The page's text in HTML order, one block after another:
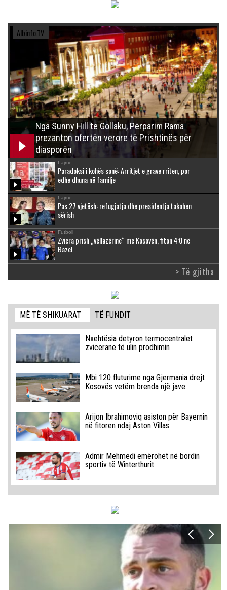
Albinfo.TV
Nga Sunny Hill te Gollaku, Përparim Rama
prezanton ofertën verore të Prishtinës për
diasporën
Lajme
Paradoksi i kohës sonë: Arritjet e grave rriten, por
edhe dhuna në familje
Lajme
Pas 27 vjetësh: refugjatja dhe presidentja takohen
sërish
Futboll
Zvicra prish „vëllazërinë“ me Kosovën, fiton 4:0 në
Bazel
> Të gjitha
MË TË SHIKUARAT TË FUNDIT
Nxehtësia detyron termocentralet
zvicerane të ulin prodhimin
Mbi 120 fluturime nga Gjermania drejt
Kosovës vetëm brenda një jave
Arijon Ibrahimoviq asiston për Bayernin
në fitoren ndaj Aston Villas
Admir Mehmedi emërohet në bordin
sportiv të Winterthurit